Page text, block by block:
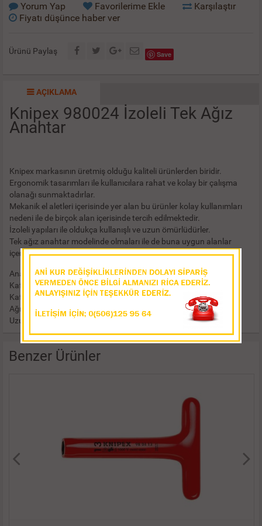
Yorum Yap Favorilerime Ekle
Karşılaştır
Fiyatı düşünce haber ver
Ürünü Paylaş Save
AÇIKLAMA
Knipex 980024 İzoleli Tek Ağız
Anahtar
Knipex markasının üretmiş olduğu kaliteli ürünlerden biridir.
Ergonomik tasarımları ile kullanıcılara rahat ve kolay bir çalışma
olanağı sunmaktadırlar.
Mekanik el aletleri içerisinde yer alan bu ürünler kolay kullanımları
nedeni ile de birçok alan içerisinde tercih edilmektedir.
İzoleli yapıları ile oldukça kullanışlı ve uzun ömürlüdürler.
Tek ağız anahtar modelinde olmaları ile de buna uygun alanlar
içerisinde kullanılırlar.
Anahtar Ölçüsü: 24 mm
Kafa Genişliği: 56 mm
Kafa Kalınlığı: 9 mm
Ağırlık: 262 gr
Uzunluk: 210 mm
Benzer Ürünler